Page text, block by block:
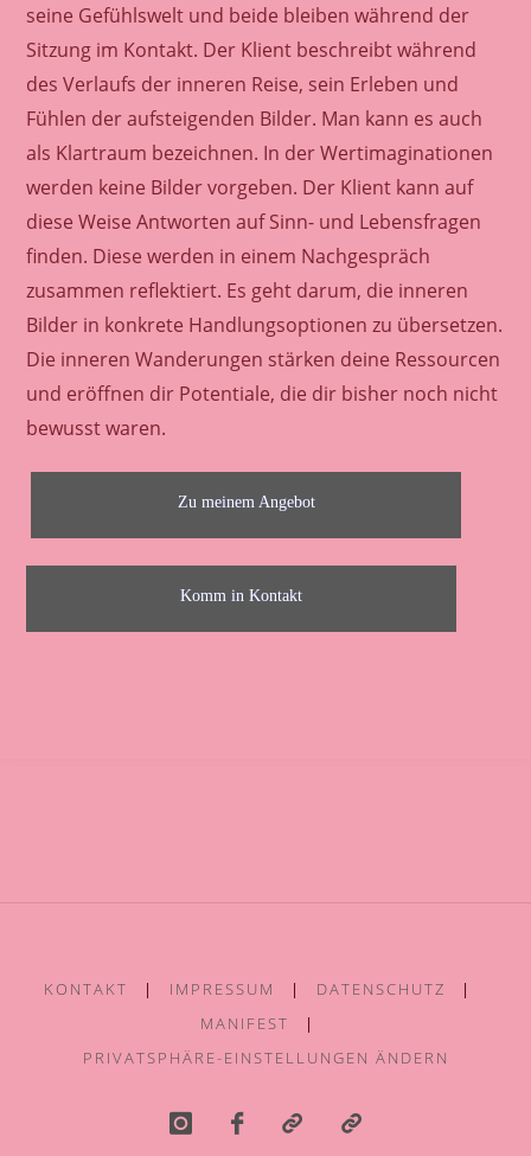
seine Gefühlswelt und beide bleiben während der
Sitzung im Kontakt. Der Klient beschreibt während
des Verlaufs der inneren Reise, sein Erleben und
Fühlen der aufsteigenden Bilder. Man kann es auch
als Klartraum bezeichnen. In der Wertimaginationen
werden keine Bilder vorgeben. Der Klient kann auf
diese Weise Antworten auf Sinn- und Lebensfragen
finden. Diese werden in einem Nachgespräch
zusammen reflektiert. Es geht darum, die inneren
Bilder in konkrete Handlungsoptionen zu übersetzen.
Die inneren Wanderungen stärken deine Ressourcen
und eröffnen dir Potentiale, die dir bisher noch nicht
bewusst waren.
Zu meinem Angebot
Komm in Kontakt
KONTAKT | IMPRESSUM | DATENSCHUTZ
|
MANIFEST
|
PRIVATSPHÄRE-EINSTELLUNGEN ÄNDERN